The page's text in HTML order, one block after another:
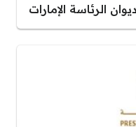
الرئاسة الإمارات